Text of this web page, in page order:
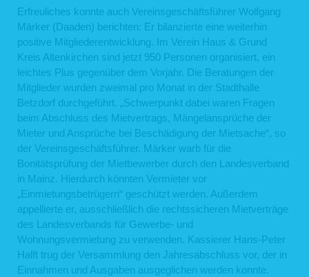
Erfreuliches konnte auch Vereinsgeschäftsführer Wolfgang
Märker (Daaden) berichten: Er bilanzierte eine weiterhin
positive Mitgliederentwicklung. Im Verein Haus & Grund
Kreis Altenkirchen sind jetzt 950 Personen organisiert, ein
leichtes Plus gegenüber dem Vorjahr. Die Beratungen der
Mitglieder wurden zweimal pro Monat in der Stadthalle
Betzdorf durchgeführt. „Schwerpunkt dabei waren Fragen
beim Abschluss des Mietvertrags, Mängelansprüche der
Mieter und Ansprüche bei Beschädigung der Mietsache“, so
der Vereinsgeschäftsführer. Märker warb für die
Bonitätsprüfung der Mietbewerber durch den Landesverband
in Mainz. Hierdurch könnten Vermieter vor
„Einmietungsbetrügern“ geschützt werden. Außerdem
appellierte er, ausschließlich die rechtssicheren Mietverträge
des Landesverbands für Gewerbe- und
Wohnungsvermietung zu verwenden. Kassierer Hans-Peter
Halft trug der Versammlung den Jahresabschluss vor, der in
Einnahmen und Ausgaben ausgeglichen werden konnte.